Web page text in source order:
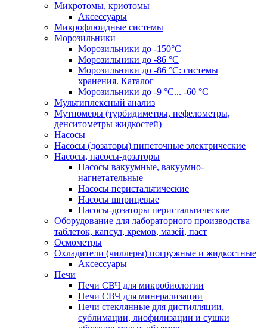
Микротомы, криотомы
Аксессуары
Микрофлюидные системы
Морозильники
Морозильники до -150°С
Морозильники до -86 °C
Морозильники до -86 °C: системы
хранения. Каталог
Морозильники до -9 °C... -60 °C
Мультиплексный анализ
Мутномеры (турбидиметры, нефелометры,
денситометры жидкостей)
Насосы
Насосы (дозаторы) пипеточные электрические
Насосы, насосы-дозаторы
Насосы вакуумные, вакуумно-
нагнетательные
Насосы перистальтические
Насосы шприцевые
Насосы-дозаторы перистальтические
Оборудование для лабораторного производства
таблеток, капсул, кремов, мазей, паст
Осмометры
Охладители (чиллеры) погружные и жидкостные
Аксессуары
Печи
Печи СВЧ для микробиологии
Печи СВЧ для минерализации
Печи стеклянные для дистилляции,
сублимации, лиофилизации и сушки